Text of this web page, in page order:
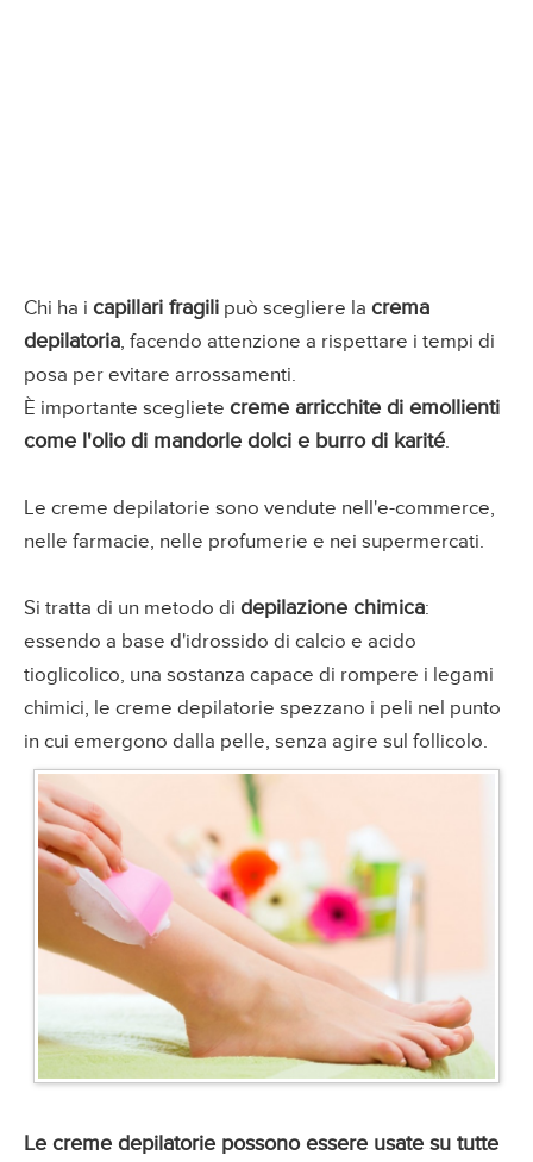
Chi ha i capillari fragili può scegliere la crema
depilatoria, facendo attenzione a rispettare i tempi di
posa per evitare arrossamenti.
È importante scegliete creme arricchite di emollienti
come l'olio di mandorle dolci e burro di karité.
Le creme depilatorie sono vendute nell'e-commerce,
nelle farmacie, nelle profumerie e nei supermercati.
Si tratta di un metodo di depilazione chimica:
essendo a base d'idrossido di calcio e acido
tioglicolico, una sostanza capace di rompere i legami
chimici, le creme depilatorie spezzano i peli nel punto
in cui emergono dalla pelle, senza agire sul follicolo.
Le creme depilatorie possono essere usate su tutte